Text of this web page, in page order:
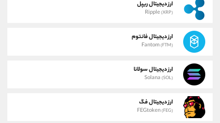
ارز دیجیتال ریپل
Ripple(XRP)
ارز دیجیتال فانتوم
Fantom(FTM)
ارز دیجیتال سولانا
Solana (SOL)
ارز دیجیتال فگ
FEGtoken(FEG)